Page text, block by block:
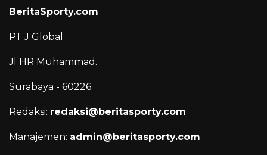
BeritaSporty.com
PT J Global
Jl HR Muhammad.
Surabaya - 60226.
Redaksi: redaksi@beritasporty.com
Manajemen: admin@beritasporty.com